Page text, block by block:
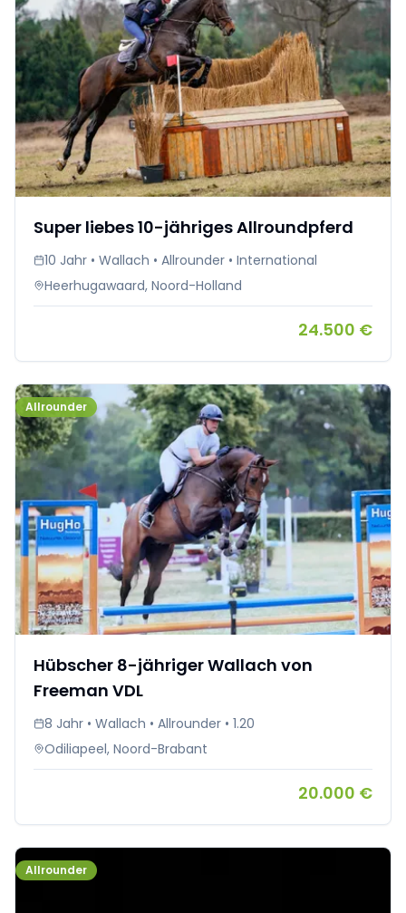
Super liebes 10-jähriges Allroundpferd
10 Jahr • Wallach • Allrounder • International
Heerhugawaard, Noord-Holland
24.500 €
Allrounder
Hübscher 8-jähriger Wallach von
Freeman VDL
8 Jahr • Wallach • Allrounder • 1.20
Odiliapeel, Noord-Brabant
20.000 €
Allrounder